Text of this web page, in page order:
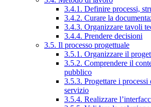
3.4.1. Definire processi,
3.4.2. Curare la
3.4.3. Organizzare tavoli
3.4.4. Prendere decisioni
3.5. Il processo progettuale
3.5.1. Organizzare il
3.5.2. Comprendere il
pubblico
3.5.3. Progettare i processi
servizio
3.5.4. Realizzare